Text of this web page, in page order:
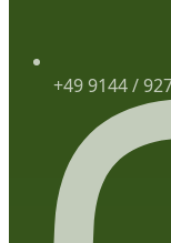
+49 9144 /